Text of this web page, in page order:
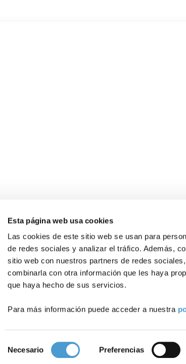
Esta página web usa cookies
Las cookies de este sitio web se usan para
de redes sociales y analizar el tráfico. Además,
sitio web con nuestros partners de redes
combinarla con otra información que les haya
que haya hecho de sus servicios.
Para más información puede acceder a nuestra
de
Necesario Preferencias
Política de